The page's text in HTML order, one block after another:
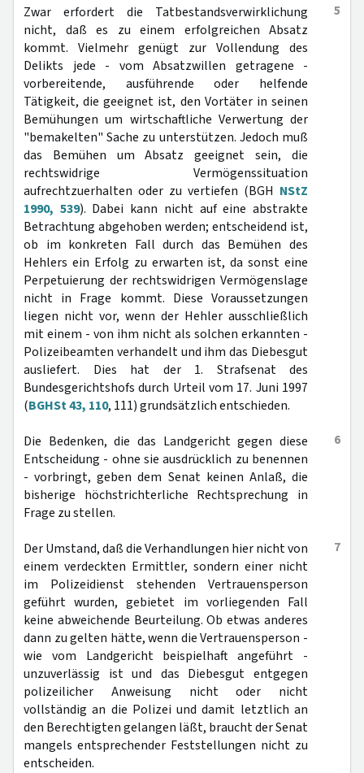
5
Zwar erfordert die Tatbestandsverwirklichung
nicht, daß es zu einem erfolgreichen Absatz
kommt. Vielmehr genügt zur Vollendung des
Delikts jede - vom Absatzwillen getragene -
vorbereitende, ausführende oder helfende
Tätigkeit, die geeignet ist, den Vortäter in seinen
Bemühungen um wirtschaftliche Verwertung der
"bemakelten" Sache zu unterstützen. Jedoch muß
das Bemühen um Absatz geeignet sein, die
rechtswidrige Vermögenssituation
aufrechtzuerhalten oder zu vertiefen (BGH NStZ
1990, 539). Dabei kann nicht auf eine abstrakte
Betrachtung abgehoben werden; entscheidend ist,
ob im konkreten Fall durch das Bemühen des
Hehlers ein Erfolg zu erwarten ist, da sonst eine
Perpetuierung der rechtswidrigen Vermögenslage
nicht in Frage kommt. Diese Voraussetzungen
liegen nicht vor, wenn der Hehler ausschließlich
mit einem - von ihm nicht als solchen erkannten -
Polizeibeamten verhandelt und ihm das Diebesgut
ausliefert. Dies hat der 1. Strafsenat des
Bundesgerichtshofs durch Urteil vom 17. Juni 1997
(BGHSt 43, 110, 111) grundsätzlich entschieden.
6
Die Bedenken, die das Landgericht gegen diese
Entscheidung - ohne sie ausdrücklich zu benennen
- vorbringt, geben dem Senat keinen Anlaß, die
bisherige höchstrichterliche Rechtsprechung in
Frage zu stellen.
7
Der Umstand, daß die Verhandlungen hier nicht von
einem verdeckten Ermittler, sondern einer nicht
im Polizeidienst stehenden Vertrauensperson
geführt wurden, gebietet im vorliegenden Fall
keine abweichende Beurteilung. Ob etwas anderes
dann zu gelten hätte, wenn die Vertrauensperson -
wie vom Landgericht beispielhaft angeführt -
unzuverlässig ist und das Diebesgut entgegen
polizeilicher Anweisung nicht oder nicht
vollständig an die Polizei und damit letztlich an
den Berechtigten gelangen läßt, braucht der Senat
mangels entsprechender Feststellungen nicht zu
entscheiden.